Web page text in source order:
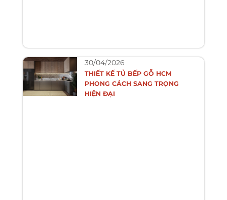
30/04/2026
THIẾT KẾ TỦ BẾP GỖ HCM
PHONG CÁCH SANG TRỌNG
HIỆN ĐẠI